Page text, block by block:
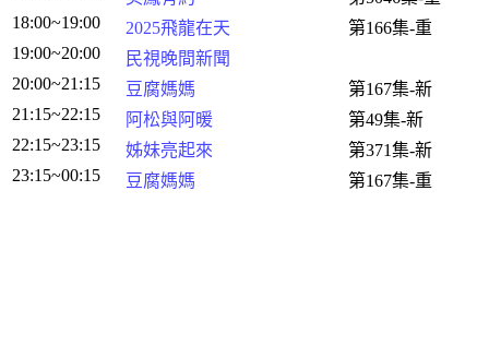
18:00~19:00
2025飛龍在天
第166集-重
19:00~20:00
民視晚間新聞
20:00~21:15
豆腐媽媽
第167集-新
21:15~22:15
阿松與阿暖
第49集-新
22:15~23:15
姊妹亮起來
第371集-新
23:15~00:15
豆腐媽媽 第167集-重